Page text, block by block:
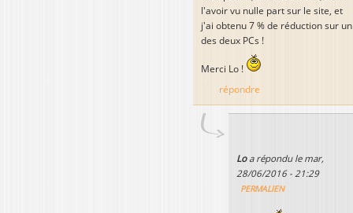
l'avoir vu nulle part sur le site, et
j'ai obtenu 7 % de réduction sur un
des deux PCs !
Merci Lo !
répondre
Loa répondu le mar,
28/06/2016 - 21:29
PERMALIEN